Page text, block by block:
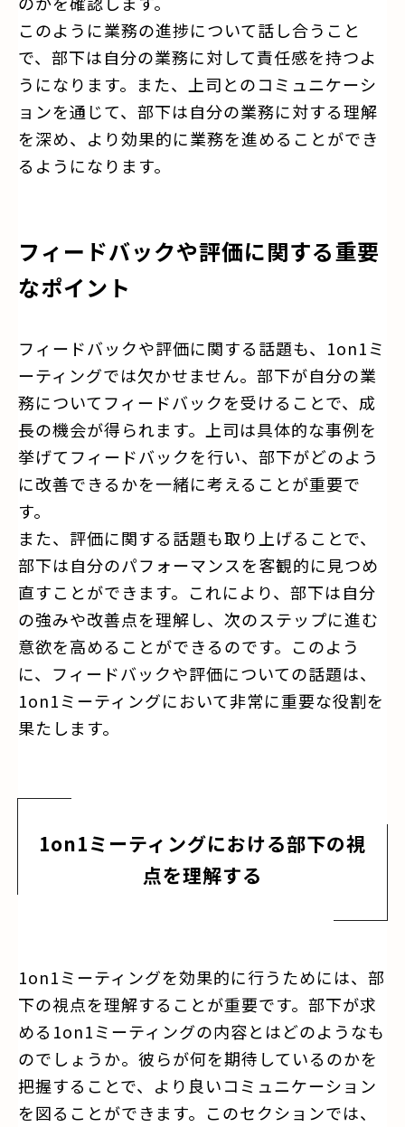
このように業務の進捗について話し合うこと
で、部下は自分の業務に対して責任感を持つよ
うになります。また、上司とのコミュニケーシ
ョンを通じて、部下は自分の業務に対する理解
を深め、より効果的に業務を進めることができ
るようになります。
フィードバックや評価に関する重要
なポイント
フィードバックや評価に関する話題も、1on1ミ
ーティングでは欠かせません。部下が自分の業
務についてフィードバックを受けることで、成
長の機会が得られます。上司は具体的な事例を
挙げてフィードバックを行い、部下がどのよう
に改善できるかを一緒に考えることが重要で
す。
また、評価に関する話題も取り上げることで、
部下は自分のパフォーマンスを客観的に見つめ
直すことができます。これにより、部下は自分
の強みや改善点を理解し、次のステップに進む
意欲を高めることができるのです。このよう
に、フィードバックや評価についての話題は、
1on1ミーティングにおいて非常に重要な役割を
果たします。
1on1ミーティングにおける部下の視
点を理解する
1on1ミーティングを効果的に行うためには、部
下の視点を理解することが重要です。部下が求
める1on1ミーティングの内容とはどのようなも
のでしょうか。彼らが何を期待しているのかを
把握することで、より良いコミュニケーション
を図ることができます。このセクションでは、